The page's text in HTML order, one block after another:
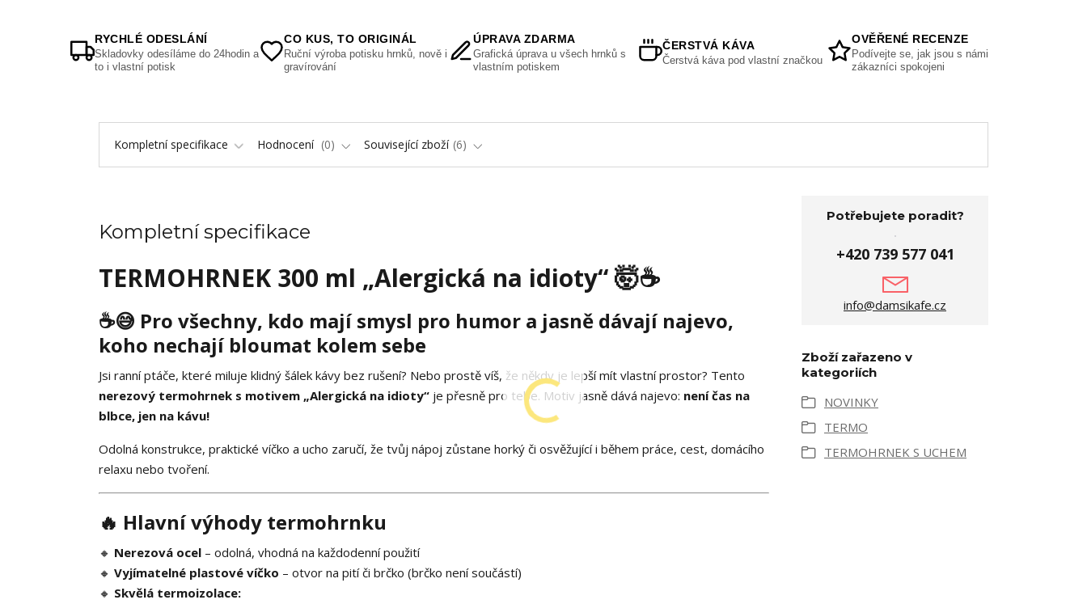
RYCHLÉ ODESLÁNÍ
Skladovky odesíláme do 24hodin a
to i vlastní potisk
CO KUS, TO ORIGINÁL
Ruční výroba potisku hrnků, nově i
gravírování
ÚPRAVA ZDARMA
Grafická úprava u všech hrnků s
vlastním potiskem
ČERSTVÁ KÁVA
Čerstvá káva pod vlastní značkou
OVĚŘENÉ RECENZE
Podívejte se, jak jsou s námi
zákazníci spokojeni
Kompletní specifikace Hodnocení 0 Související zboží 6
Kompletní specifikace
TERMOHRNEK 300 ml „Alergická na idioty“ 🤯☕
☕😅 Pro všechny, kdo mají smysl pro humor a jasně dávají najevo,
koho nechají bloumat kolem sebe
Jsi ranní ptáče, které miluje klidný šálek kávy bez rušení? Nebo prostě víš, že někdy je lepší mít vlastní prostor? Tento
nerezový termohrnek s motivem „Alergická na idioty“ je přesně pro tebe. Motiv jasně dává najevo: není čas na
blbce, jen na kávu!
Odolná konstrukce, praktické víčko a ucho zaručí, že tvůj nápoj zůstane horký či osvěžující i během práce, cest, domácího
relaxu nebo tvoření.
🔥 Hlavní výhody termohrnku
🔸 Nerezová ocel – odolná, vhodná na každodenní použití
🔸 Vyjímatelné plastové víčko – otvor na pití či brčko (brčko není součástí)
🔸 Skvělá termoizolace:
Potřebujete poradit?
+420 739 577 041
info@damsikafe.cz
Zboží zařazeno v
kategoriích
NOVINKY
TERMO
TERMOHRNEK S UCHEM